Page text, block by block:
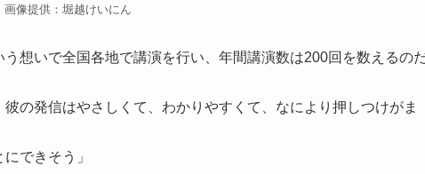
画像提供：堀越けいにん
想いで全国各地で講演を行い、年間講演数は200回を数えるの
の発信はやさしくて、わかりやすくて、なにより押しつけがま
できそう」